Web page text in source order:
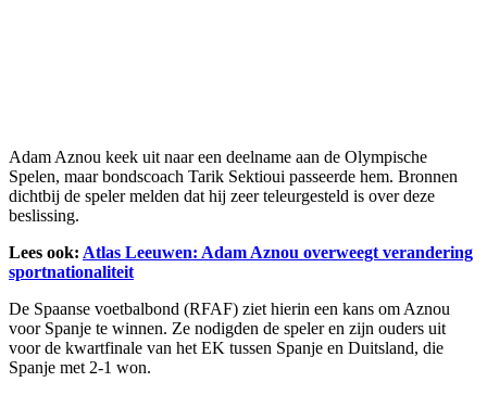
Adam Aznou keek uit naar een deelname aan de Olympische
Spelen, maar bondscoach Tarik Sektioui passeerde hem. Bronnen
dichtbij de speler melden dat hij zeer teleurgesteld is over deze
beslissing.
Lees ook: Atlas Leeuwen: Adam Aznou overweegt verandering
sportnationaliteit
De Spaanse voetbalbond (RFAF) ziet hierin een kans om Aznou
voor Spanje te winnen. Ze nodigden de speler en zijn ouders uit
voor de kwartfinale van het EK tussen Spanje en Duitsland, die
Spanje met 2-1 won.